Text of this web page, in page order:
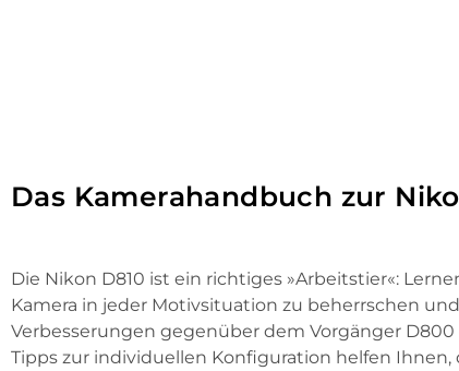
Das Kamerahandbuch zur
Die Nikon D810 ist ein richtiges »Arbeitstier«:
Kamera in jeder Motivsituation zu beherrschen
Verbesserungen gegenüber dem Vorgänger
Tipps zur individuellen Konfiguration helfen Ihnen,